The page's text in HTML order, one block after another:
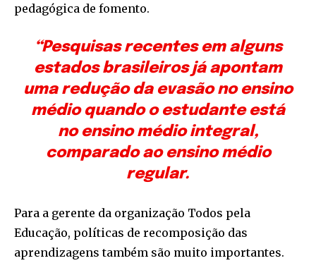
pedagógica de fomento.
“Pesquisas recentes em alguns
estados brasileiros já apontam
uma redução da evasão no ensino
médio quando o estudante está
no ensino médio integral,
comparado ao ensino médio
regular.
Para a gerente da organização Todos pela
Educação, políticas de recomposição das
aprendizagens também são muito importantes.